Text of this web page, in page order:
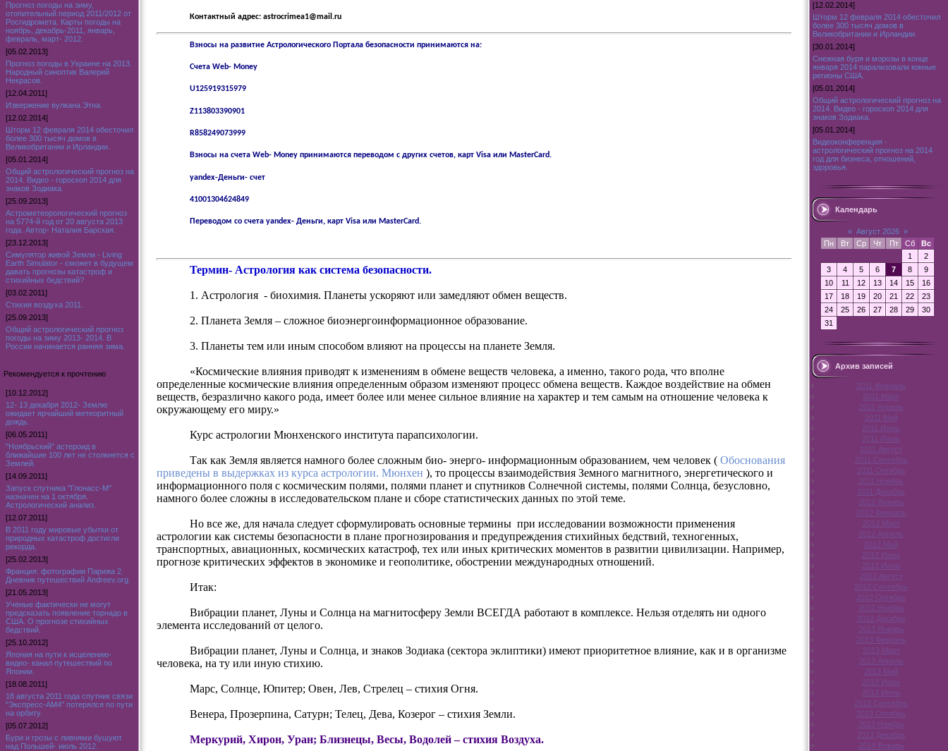
Прогноз погоды на зиму,
отопительный период 2011/2012 от
Росгидромета. Карты погоды на
ноябрь, декабрь-2011, январь,
февраль, март- 2012.
[05.02.2013]
Прогноз погоды в Украине на 2013.
Народный синоптик Валерий
Некрасов.
[12.04.2011]
Извержение вулкана Этна.
[12.02.2014]
Шторм 12 февраля 2014 обесточил
более 300 тысяч домов в
Великобритании и Ирландии.
[05.01.2014]
Общий астрологический прогноз на
2014. Видео - гороскоп 2014 для
знаков Зодиака.
[25.09.2013]
Астрометеорологический прогноз
на 5774-й год от 20 августа 2013
года. Автор- Наталия Барская.
[23.12.2013]
Симулятор живой Земли - Living
Earth Simulator - сможет в будущем
давать прогнозы катастроф и
стихийных бедствий?
[03.02.2011]
Стихия воздуха 2011.
[25.09.2013]
Общий астрологический прогноз
погоды на зиму 2013- 2014. В
России начинается ранняя зима.
Рекомендуется к прочтению
[10.12.2012]
12- 13 декабря 2012- Землю
ожидает ярчайший метеоритный
дождь.
[06.05.2011]
"Ноябрьский" астероид в
ближайшие 100 лет не столкнется с
Землей.
[14.09.2011]
Запуск спутника "Глонасс-М"
назначен на 1 октября.
Астрологический анализ.
[12.07.2011]
В 2011 году мировые убытки от
природных катастроф достигли
рекорда.
[25.02.2013]
Франция: фотографии Парижа 2.
Дневник путешествий Andreev.org.
[21.05.2013]
Ученые фактически не могут
предсказать появление торнадо в
США. О прогнозе стихийных
бедствий.
[25.10.2012]
Япония на пути к исцелению-
видео- канал путешествий по
Японии.
[18.08.2011]
18 августа 2011 года спутник связи
"Экспресс-АМ4" потерялся по пути
на орбиту.
[05.07.2012]
Бури и грозы с ливнями бушуют
над Польшей- июль 2012.
Контактный адрес: astrocrimea1@mail.ru
Взносы на развитие Астрологического Портала безопасности принимаются на:
Счета Web- Money
U125919315979
Z113803390901
R858249073999
Взносы на счета Web- Money принимаются переводом с других счетов, карт Visa или MasterCard.
yandex-Деньги- счет
41001304624849
Переводом со счета yandex- Деньги,карт Visa или MasterCard.
Термин- Астрология как система безопасности.
1. Астрология - биохимия. Планеты ускоряют или замедляют обмен веществ.
2. Планета Земля – сложное биоэнергоинформационное образование.
3. Планеты тем или иным способом влияют на процессы на планете Земля.
«Космические влияния приводят к изменениям в обмене веществ человека, а именно, такого рода, что вполне
определенные космические влияния определенным образом изменяют процесс обмена веществ. Каждое воздействие на обмен
веществ, безразлично какого рода, имеет более или менее сильное влияние на характер и тем самым на отношение человека к
окружающему его миру.»
Курс астрологии Мюнхенского института парапсихологии.
Так как Земля является намного более сложным био- энерго- информационным образованием, чем человек (Обоснования
приведены в выдержках из курса астрологии. Мюнхен ), то процессы взаимодействия Земного магнитного, энергетического и
информационного поля с космическим полями, полями планет и спутников Солнечной системы, полями Солнца, безусловно,
намного более сложны в исследовательском плане и сборе статистических данных по этой теме.
Но все же, для начала следует сформулировать основные термины при исследовании возможности применения
астрологии как системы безопасности в плане прогнозирования и предупреждения стихийных бедствий, техногенных,
транспортных, авиационных, космических катастроф, тех или иных критических моментов в развитии цивилизации. Например,
прогнозе критических эффектов в экономике и геополитике, обострении международных отношений.
Итак:
Вибрации планет, Луны и Солнца на магнитосферу Земли ВСЕГДА работают в комплексе. Нельзя отделять ни одного
элемента исследований от целого.
Вибрации планет, Луны и Солнца, и знаков Зодиака (сектора эклиптики) имеют приоритетное влияние, как и в организме
человека, на ту или иную стихию.
Марс, Солнце, Юпитер; Овен, Лев, Стрелец – стихия Огня.
Венера, Прозерпина, Сатурн; Телец, Дева, Козерог – стихия Земли.
Меркурий, Хирон, Уран; Близнецы, Весы, Водолей – стихия Воздуха.
[12.02.2014]
Шторм 12 февраля 2014 обесточил
более 300 тысяч домов в
Великобритании и Ирландии.
[30.01.2014]
Снежная буря и морозы в конце
января 2014 парализовали южные
регионы США.
[05.01.2014]
Общий астрологический прогноз на
2014. Видео - гороскоп 2014 для
знаков Зодиака.
[05.01.2014]
Видеоконференция -
астрологический прогноз на 2014
год для бизнеса, отношений,
здоровья.
Календарь
« Август 2026 »
Пн
Вт Ср Чт Пт Сб
Вс
1
2
3
4 5 6 7 8
9
10
11 12 13 14 15
16
17
18 19 20 21 22
23
24
25 26 27 28 29
30
31
Архив записей
2011 Февраль
2011 Март
2011 Апрель
2011 Май
2011 Июнь
2011 Июль
2011 Август
2011 Сентябрь
2011 Октябрь
2011 Ноябрь
2011 Декабрь
2012 Январь
2012 Февраль
2012 Март
2012 Апрель
2012 Май
2012 Июнь
2012 Июль
2012 Август
2012 Сентябрь
2012 Октябрь
2012 Ноябрь
2012 Декабрь
2013 Январь
2013 Февраль
2013 Март
2013 Апрель
2013 Май
2013 Июнь
2013 Июль
2013 Сентябрь
2013 Октябрь
2013 Ноябрь
2013 Декабрь
2014 Январь